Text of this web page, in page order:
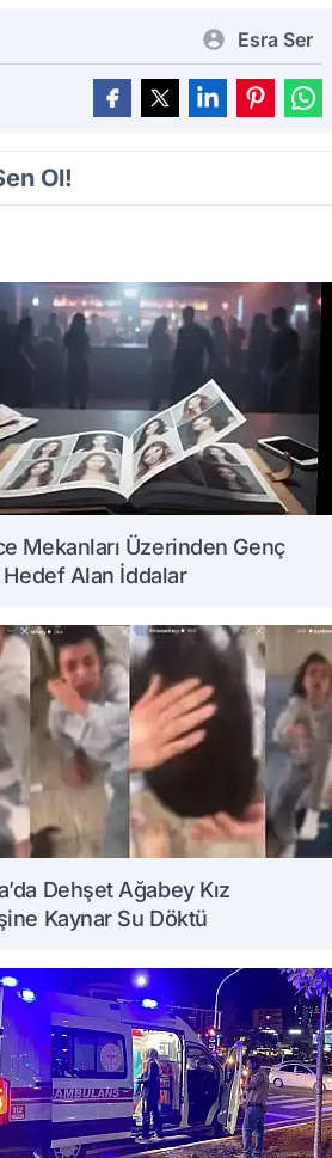
Esra Ser
Ol!
Mekanları Üzerinden Genç
Hedef Alan İddalar
Dehşet Ağabey Kız
Kaynar Su Döktü